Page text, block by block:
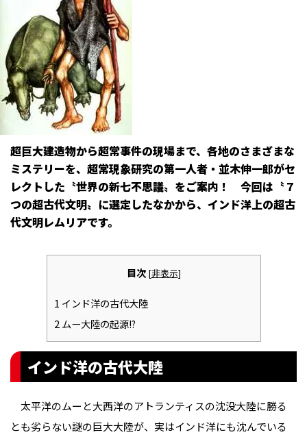
超巨大建造物から超常事件の現場まで、各地のさまざまな
ミステリーを、超常現象研究の第一人者・並木伸一郎がセ
レクトした〝世界の新七不思議〟をご案内！ 今回は〝７
つの超古代文明〟に選定したなかから、インド洋上の超古
代文明レムリアです。
目次 [非表示]
1 インド洋の古代大陸
2ムー大陸の起源!?
インド洋の古代大陸
太平洋のムーと大西洋のアトランティスの沈没大陸に勝る
とも劣らない謎の巨大大陸が、実はインド洋にも沈んでいる